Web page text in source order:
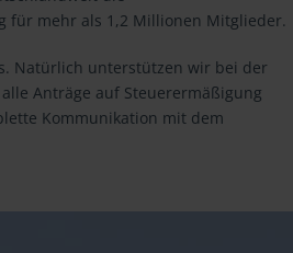
für mehr als 1,2 Millionen Mitglieder.
Natürlich unterstützen wir bei der
Anträge auf Steuerermäßigung
Kommunikation mit dem